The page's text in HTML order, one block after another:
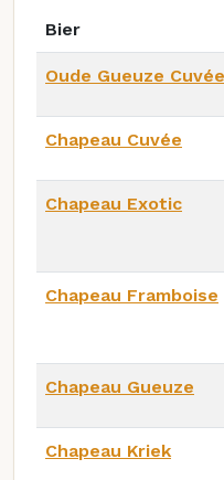
Bier
Oude Gueuze Cuvée
Chapeau Cuvée
Chapeau Exotic
Chapeau Framboise
Chapeau Gueuze
Chapeau Kriek